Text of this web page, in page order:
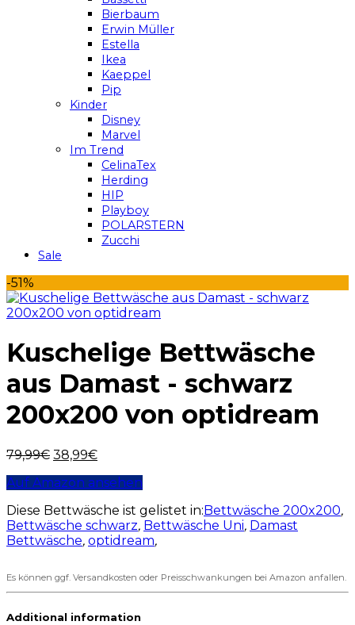
Bierbaum
Erwin Müller
Estella
Ikea
Kaeppel
Pip
Kinder
Disney
Marvel
Im Trend
CelinaTex
Herding
HIP
Playboy
POLARSTERN
Zucchi
Sale
-51%
Kuschelige Bettwäsche
aus Damast - schwarz
200x200 von optidream
79,99€ 38,99€
Auf Amazon ansehen
Diese Bettwäsche ist gelistet in:Bettwäsche 200x200,
Bettwäsche schwarz, Bettwäsche Uni, Damast
Bettwäsche, optidream,
Es können ggf. Versandkosten oder Preisschwankungen bei Amazon anfallen.
Additional information